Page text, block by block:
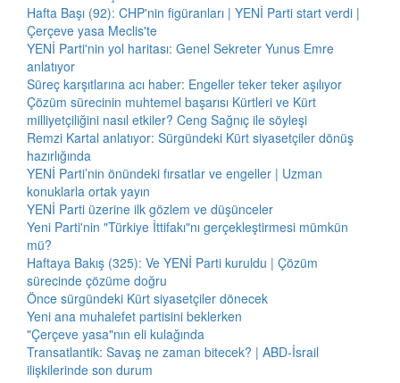
Hafta Başı (92): CHP'nin figüranları | YENİ Parti start verdi |
Çerçeve yasa Meclis'te
YENİ Parti'nin yol haritası: Genel Sekreter Yunus Emre
anlatıyor
Süreç karşıtlarına acı haber: Engeller teker teker aşılıyor
Çözüm sürecinin muhtemel başarısı Kürtleri ve Kürt
milliyetçiliğini nasıl etkiler? Ceng Sağnıç ile söyleşi
Remzi Kartal anlatıyor: Sürgündeki Kürt siyasetçiler dönüş
hazırlığında
YENİ Parti’nin önündeki fırsatlar ve engeller | Uzman
konuklarla ortak yayın
YENİ Parti üzerine ilk gözlem ve düşünceler
Yeni Parti'nin "Türkiye İttifakı"nı gerçekleştirmesi mümkün
mü?
Haftaya Bakış (325): Ve YENİ Parti kuruldu | Çözüm
sürecinde çözüme doğru
Önce sürgündeki Kürt siyasetçiler dönecek
Yeni ana muhalefet partisini beklerken
"Çerçeve yasa"nın eli kulağında
Transatlantik: Savaş ne zaman bitecek? | ABD-İsrail
ilişkilerinde son durum